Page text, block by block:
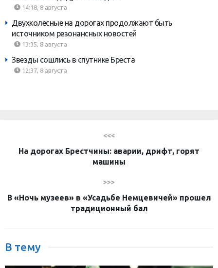
14:18, 8 августа
Двухколесные на дорогах продолжают быть
источником резонансных новостей
13:35, 8 августа
Звезды сошлись в спутнике Бреста
12:37, 8 августа
<<<
На дорогах Брестчины: аварии, дрифт, горят
машины
>>>
В «Ночь музеев» в «Усадьбе Немцевичей» прошел
традиционный бал
В тему